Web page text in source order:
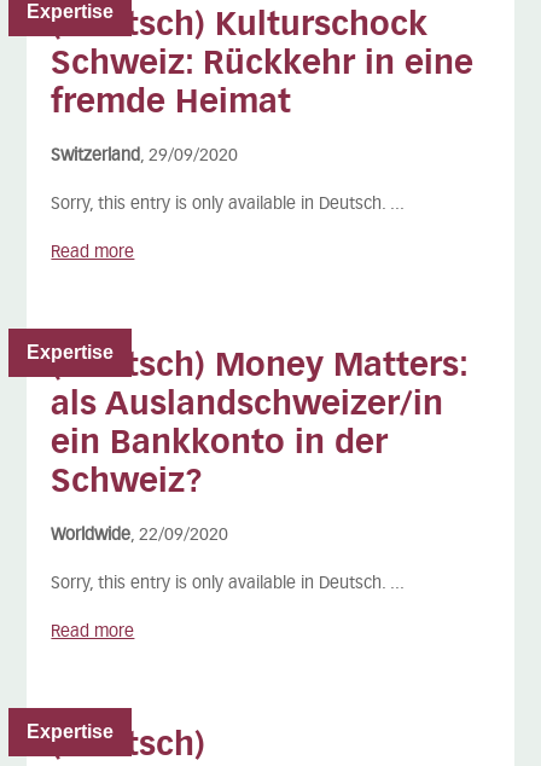
Expertise
(Deutsch) Kulturschock
Schweiz: Rückkehr in eine
fremde Heimat
Switzerland , 29/09/2020
Sorry, this entry is only available in Deutsch. ...
Read more
Expertise
(Deutsch) Money Matters:
als Auslandschweizer/in
ein Bankkonto in der
Schweiz?
Worldwide, 22/09/2020
Sorry, this entry is only available in Deutsch. ...
Read more
Expertise
(Deutsch)